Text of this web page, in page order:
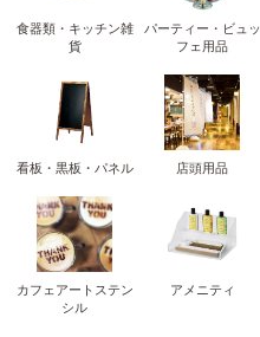
食器類・キッチン雑
貨
パーティー・ビュッ
フェ用品
看板・黒板・パネル 店頭用品
カフェアートステン
シル
アメニティ